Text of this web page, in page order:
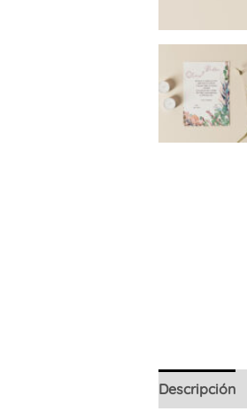
Descripción